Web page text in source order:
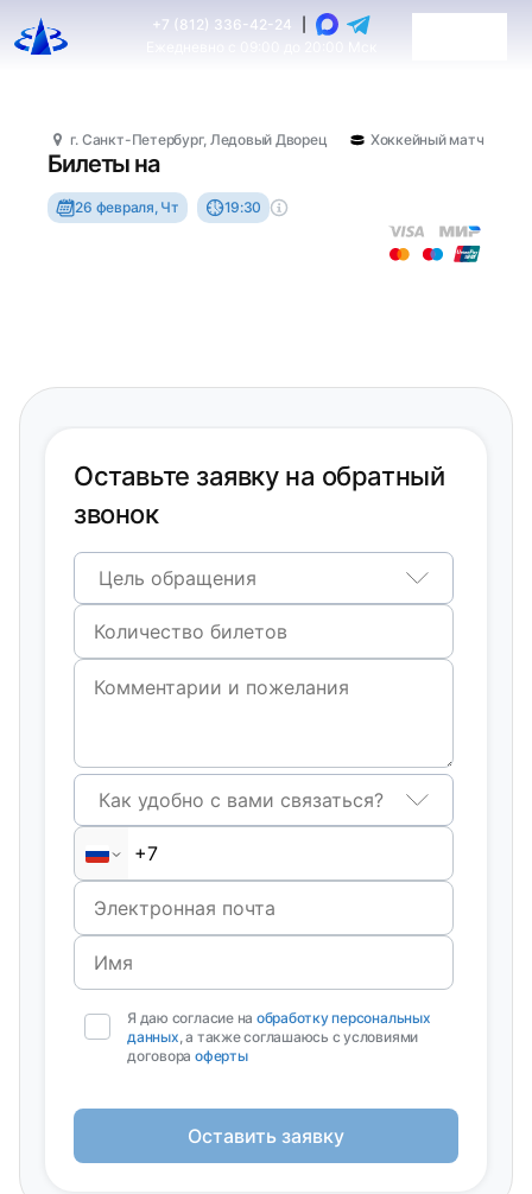
+7 (812) 336-42-24
г. Санкт-Петербург, Ледовый Дворец Хоккейный матч
Билеты на
26 февраля, Чт 19:30
Оставьте заявку на обратный
звонок
Цель обращения
Как удобно с вами связаться?
Я даю согласие на обработку персональных
данных, а также соглашаюсь с условиями
договора оферты
Оставить заявку